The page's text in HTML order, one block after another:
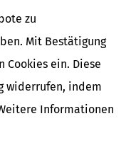
zu
Mit Bestätigung
Cookies ein. Diese
widerrufen, indem
Informationen
einen
auch